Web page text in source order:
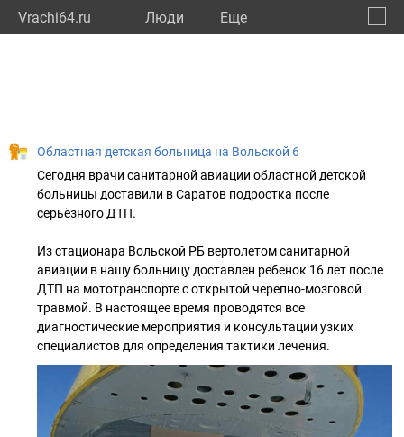
Vrachi64.ru Люди Eще
Областная детская больница на Вольской 6
Сегодня врачи санитарной авиации областной детской
больницы доставили в Саратов подростка после
серьёзного ДТП.
Из стационара Вольской РБ вертолетом санитарной
авиации в нашу больницу доставлен ребенок 16 лет после
ДТП на мототранспорте с открытой черепно-мозговой
травмой. В настоящее время проводятся все
диагностические мероприятия и консультации узких
специалистов для определения тактики лечения.